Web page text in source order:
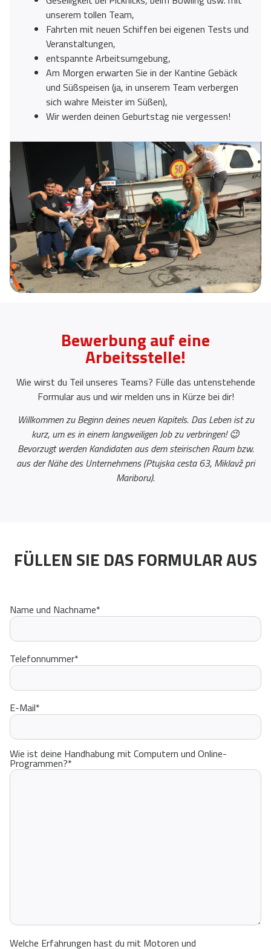
unserem tollen Team,
Fahrten mit neuen Schiffen bei eigenen Tests und
Veranstaltungen,
entspannte Arbeitsumgebung,
Am Morgen erwarten Sie in der Kantine Gebäck
und Süßspeisen (ja, in unserem Team verbergen
sich wahre Meister im Süßen),
Wir werden deinen Geburtstag nie vergessen!
Bewerbung auf eine
Arbeitsstelle!
Wie wirst du Teil unseres Teams? Fülle das untenstehende
Formular aus und wir melden uns in Kürze bei dir!
Willkommen zu Beginn deines neuen Kapitels. Das Leben ist zu
kurz, um es in einem langweiligen Job zu verbringen! 😉
Bevorzugt werden Kandidaten aus dem steirischen Raum bzw.
aus der Nähe des Unternehmens (Ptujska cesta 63, Miklavž pri
Mariboru).
FÜLLEN SIE DAS FORMULAR AUS
Name und Nachname*
Telefonnummer*
E-Mail*
Wie ist deine Handhabung mit Computern und Online-
Programmen?*
Welche Erfahrungen hast du mit Motoren und